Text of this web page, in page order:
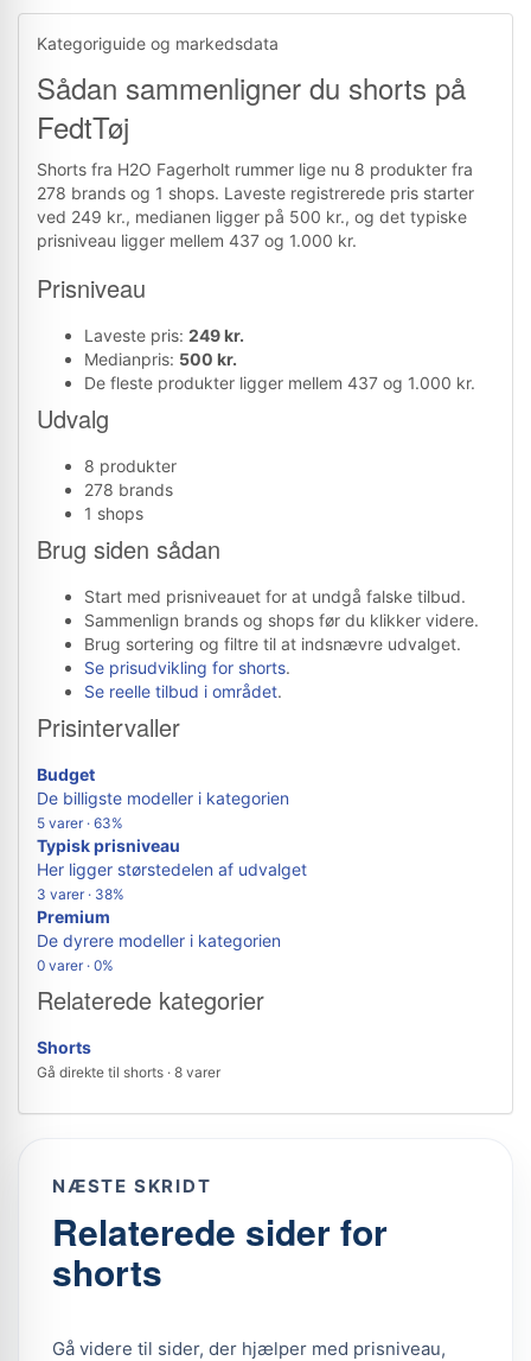
Kategoriguide og markedsdata
Sådan sammenligner du shorts på
FedtTøj
Shorts fra H2O Fagerholt rummer lige nu 8 produkter fra
278 brands og 1 shops. Laveste registrerede pris starter
ved 249 kr., medianen ligger på 500 kr., og det typiske
prisniveau ligger mellem 437 og 1.000 kr.
Prisniveau
Laveste pris: 249 kr.
Medianpris: 500 kr.
De fleste produkter ligger mellem 437 og 1.000 kr.
Udvalg
8 produkter
278 brands
1 shops
Brug siden sådan
Start med prisniveauet for at undgå falske tilbud.
Sammenlign brands og shops før du klikker videre.
Brug sortering og filtre til at indsnævre udvalget.
Se prisudvikling for shorts.
Se reelle tilbud i området.
Prisintervaller
Budget
De billigste modeller i kategorien
5 varer · 63%
Typisk prisniveau
Her ligger størstedelen af udvalget
3 varer · 38%
Premium
De dyrere modeller i kategorien
0 varer · 0%
Relaterede kategorier
Shorts
Gå direkte til shorts · 8 varer
NÆSTE SKRIDT
Relaterede sider for
shorts
Gå videre til sider, der hjælper med prisniveau,